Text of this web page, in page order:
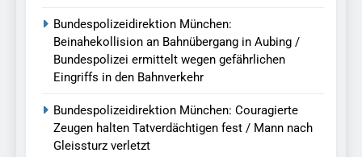
Bundespolizeidirektion München:
Beinahekollision an Bahnübergang in Aubing /
Bundespolizei ermittelt wegen gefährlichen
Eingriffs in den Bahnverkehr
Bundespolizeidirektion München: Couragierte
Zeugen halten Tatverdächtigen fest / Mann nach
Gleissturz verletzt